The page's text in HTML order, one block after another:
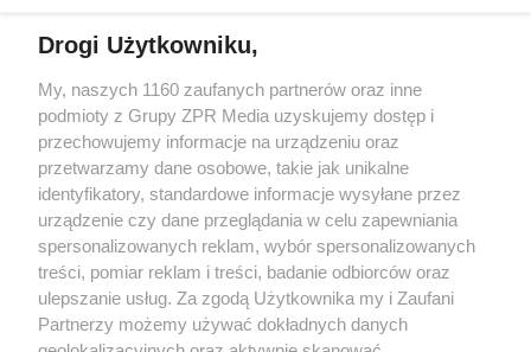
Żaden utwór zamieszczony w serwisie nie może być powielany i
rozpowszechniany lub dalej rozpowszechniany w jakikolwiek sposób
(w tym także elektroniczny lub mechaniczny) na jakimkolwiek polu
eksploatacji w jakiejkolwiek formie, włącznie z umieszczaniem w
Internecie bez pisemnej zgody właściciela praw. Jakiekolwiek użycie
lub wykorzystanie utworów w całości lub w części z naruszeniem
prawa, tzn. bez właściwej zgody, jest zabronione pod groźbą kary i
może być ścigane prawnie.
Drogi Użytkowniku,
My, naszych 1160 zaufanych partnerów oraz inne
podmioty z Grupy ZPR Media uzyskujemy dostęp i
przechowujemy informacje na urządzeniu oraz
przetwarzamy dane osobowe, takie jak unikalne
identyfikatory, standardowe informacje wysyłane przez
urządzenie czy dane przeglądania w celu zapewniania
spersonalizowanych reklam, wybór spersonalizowanych
treści, pomiar reklam i treści, badanie odbiorców oraz
ulepszanie usług. Za zgodą Użytkownika my i Zaufani
Partnerzy możemy używać dokładnych danych